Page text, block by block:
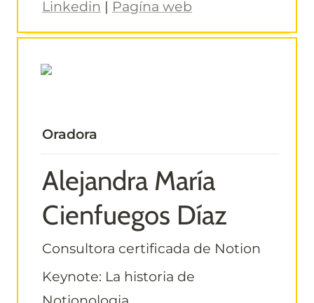
Linkedin | Pagína web
Oradora
Alejandra María
Cienfuegos Díaz
Consultora certificada de Notion
Keynote: La historia de